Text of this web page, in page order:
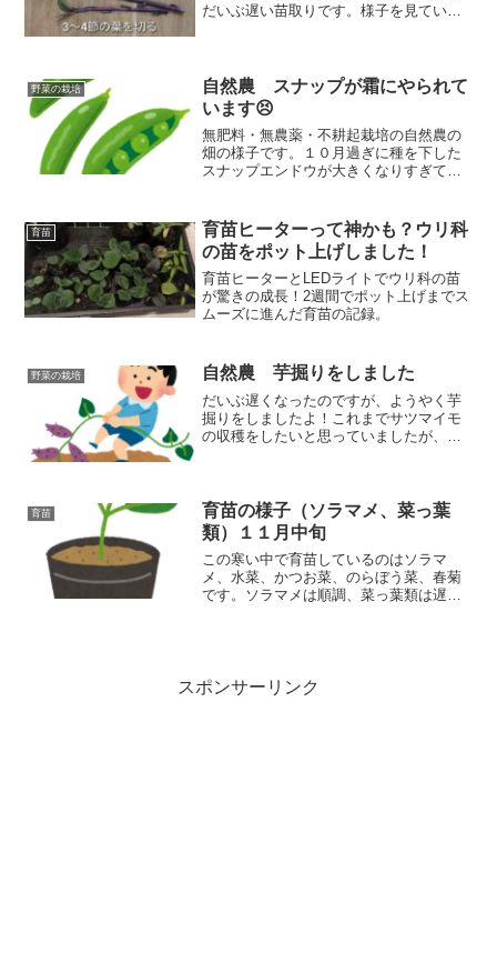
だいぶ遅い苗取りです。様子を見ていた
野菜の栽培
自然農 スナップが霜にやられて
います😣
無肥料・無農薬・不耕起栽培の自然農の
畑の様子です。１０月過ぎに種を下した
スナップエンドウが大きくなりすぎてし
かったので思いのほか成長が進みすぎた
ようです。
育苗
育苗ヒーターって神かも？ウリ科
の苗をポット上げしました！
育苗ヒーターとLEDライトでウリ科の苗
が驚きの成長！2週間でポット上げまでス
ムーズに進んだ育苗の記録。
野菜の栽培 自然農 芋掘りをしました
だいぶ遅くなったのですが、ようやく芋
掘りをしましたよ！これまでサツマイモ
の収穫をしたいと思っていましたが、畑
ませんが、ギュッと締まったお芋が採れ
ました！
育苗
育苗の様子（ソラマメ、菜っ葉
類）１１月中旬
この寒い中で育苗しているのはソラマ
メ、水菜、かつお菜、のらぼう菜、春菊
です。ソラマメは順調、菜っ葉類は遅か
スポンサーリンク